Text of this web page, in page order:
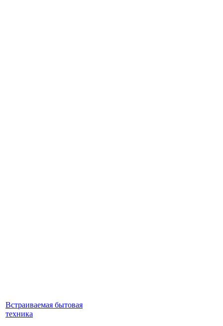
Встраиваемая бытовая
техника